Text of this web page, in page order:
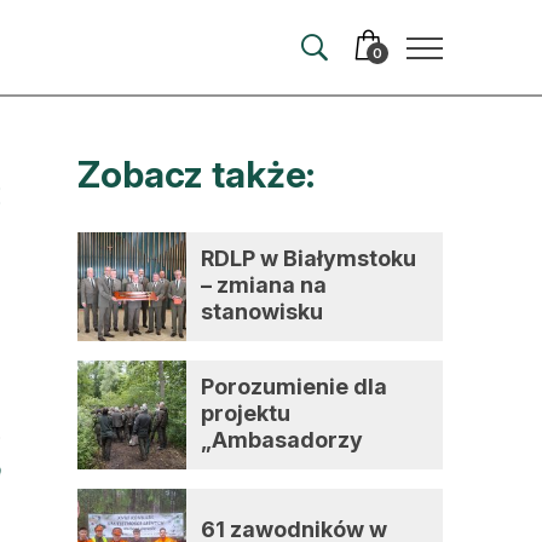
0
autorem
Zobacz także:
RDLP w Białymstoku
– zmiana na
stanowisku
Porozumienie dla
projektu
„Ambasadorzy
61 zawodników w